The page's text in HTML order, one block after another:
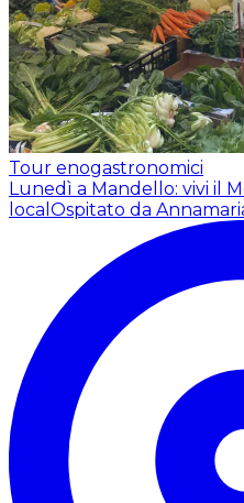
Tour enogastronomici
Lunedì a Mandello: vivi il
local Ospitato da